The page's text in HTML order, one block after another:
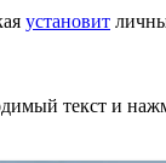
установит
текст и